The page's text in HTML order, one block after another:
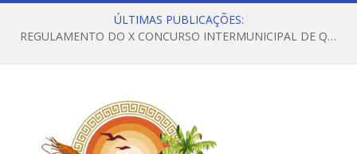
ÚLTIMAS PUBLICAÇÕES:
REGULAMENTO DO X CONCURSO INTERMUNICIPAL DE QUADRILHAS JUNINAS – 2026 – ARRAIÁ DA VENEZA